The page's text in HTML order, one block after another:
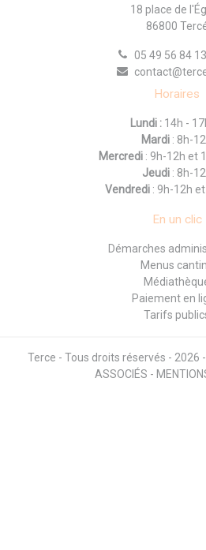
18 place de
86800
05 49 56 84 13
Horaires
Lundi : 14h -
Mardi : 8h-
Mercredi : 9h-12h et
Jeudi : 8h-
Vendredi : 9h-12h
En un clic
Démarches
Menus
Paiement en
Tarifs
Terce - Tous droits réservés - 2026
ASSOCIÉS -